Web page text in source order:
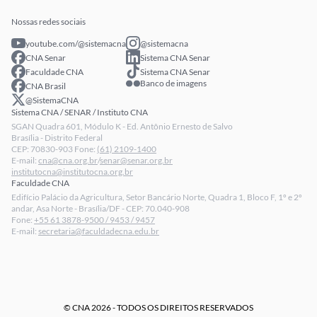
Política de Privacidade
LGPD - Lei Geral de Proteção de Dados
Relatórios de Transparência Salarial da CNA
Nossas redes sociais
youtube.com/@sistemacna
CNA Senar
Faculdade CNA
CNA Brasil
@SistemaCNA
@sistemacna
Sistema CNA Senar
Sistema CNA Senar
Banco de imagens
Sistema CNA / SENAR / Instituto CNA
SGAN Quadra 601, Módulo K - Ed. Antônio Ernesto de Salvo
Brasília - Distrito Federal
CEP: 70830-903 Fone: (61) 2109-1400
E-mail: cna@cna.org.br/senar@senar.org.br
institutocna@institutocna.org.br
Faculdade CNA
Edifício Palácio da Agricultura, Setor Bancário Norte, Quadra 1, Bloco F, 1º e 2º
andar, Asa Norte - Brasília/DF - CEP: 70.040-908
Fone: +55 61 3878-9500 / 9453 / 9457
E-mail: secretaria@faculdadecna.edu.br
© CNA 2026 - TODOS OS DIREITOS RESERVADOS